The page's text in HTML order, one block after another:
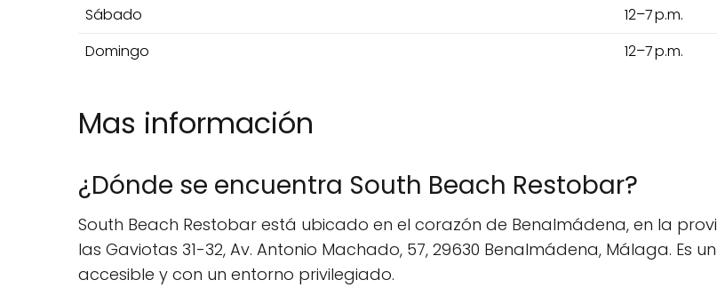
Sábado
12–7 p.m.
Domingo
12–7 p.m.
Mas información
¿Dónde se encuentra South Beach Restobar?
South Beach Restobar está ubicado en el corazón de Benalmádena, en la
las Gaviotas 31-32, Av. Antonio Machado, 57, 29630 Benalmádena, Málaga. Es
accesible y con un entorno privilegiado.